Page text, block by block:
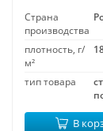
Страна
производства
плотность, г/
м²
тип товара
В